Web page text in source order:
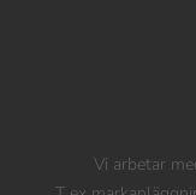
Vi arbetar